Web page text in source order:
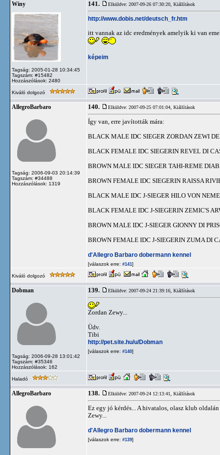
Winy
Tagság: 2005-01-28 10:34:45
Tagszám: #15482
Hozzászólások: 2480
141. Elküldve: 2007-09-26 07:30:20, Kiállítások
http://www.dobis.net/deutsch_fr.htm
itt vannak az idc eredmények amelyik ki van
képeim
Kiváló dolgozó
AllegroBarbaro
Tagság: 2006-09-03 20:14:39
Tagszám: #34488
Hozzászólások: 1319
140. Elküldve: 2007-09-25 07:01:04, Kiállítások
Így van, erre javították mára:
BLACK MALE IDC SIEGER ZORDAN ZEWI
BLACK FEMALE IDC SIEGERIN REVEL DI
BROWN MALE IDC SIEGER TAHI-REME
BROWN FEMALE IDC SIEGERIN RAISSA
BLACK MALE IDC J-SIEGER HILO VON
BLACK FEMALE IDC J-SIEGERIN ZEMIC'S
BROWN MALE IDC J-SIEGER GIONNY DI
BROWN FEMALE IDC J-SIEGERIN ZUMA DI
d'Allegro Barbaro dobermann kennel
[válaszok erre: #141]
Kiváló dolgozó
Dobman
Tagság: 2006-09-28 13:01:42
Tagszám: #35346
Hozzászólások: 162
139. Elküldve: 2007-09-24 21:39:16, Kiállítások
Zordan Zewy...
Üdv.
Tibi
http://pet.site.hu/u/Dobman
[válaszok erre: #140]
Haladó
AllegroBarbaro 138. Elküldve: 2007-09-24 12:13:41, Kiállítások
Ez egy jó kérdés... A hivatalos, olasz klub
Zewy...
d'Allegro Barbaro dobermann kennel
[válaszok erre: #139]